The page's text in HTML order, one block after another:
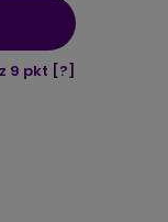
9 pkt [?]